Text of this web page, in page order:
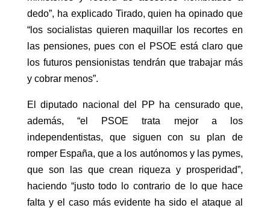
dedo”, ha explicado Tirado, quien ha opinado que
“los socialistas quieren maquillar los recortes en
las pensiones, pues con el PSOE está claro que
los futuros pensionistas tendrán que trabajar más
y cobrar menos”.
El diputado nacional del PP ha censurado que,
además, “el PSOE trata mejor a los
independentistas, que siguen con su plan de
romper España, que a los autónomos y las pymes,
que son las que crean riqueza y prosperidad”,
haciendo “justo todo lo contrario de lo que hace
falta y el caso más evidente ha sido el ataque al